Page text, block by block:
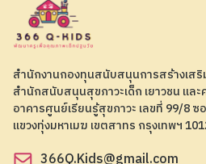
สำนักงานกองทุนสนับสนุนการสร้างเส
สำนักสนับสนุนสุขภาวะเด็ก เยาวชน แล
อาคารศูนย์เรียนรู้สุขภาวะ เลขที่ 99/8
แขวงทุ่งมหาเมฆ เขตสาทร กรุงเทพฯ